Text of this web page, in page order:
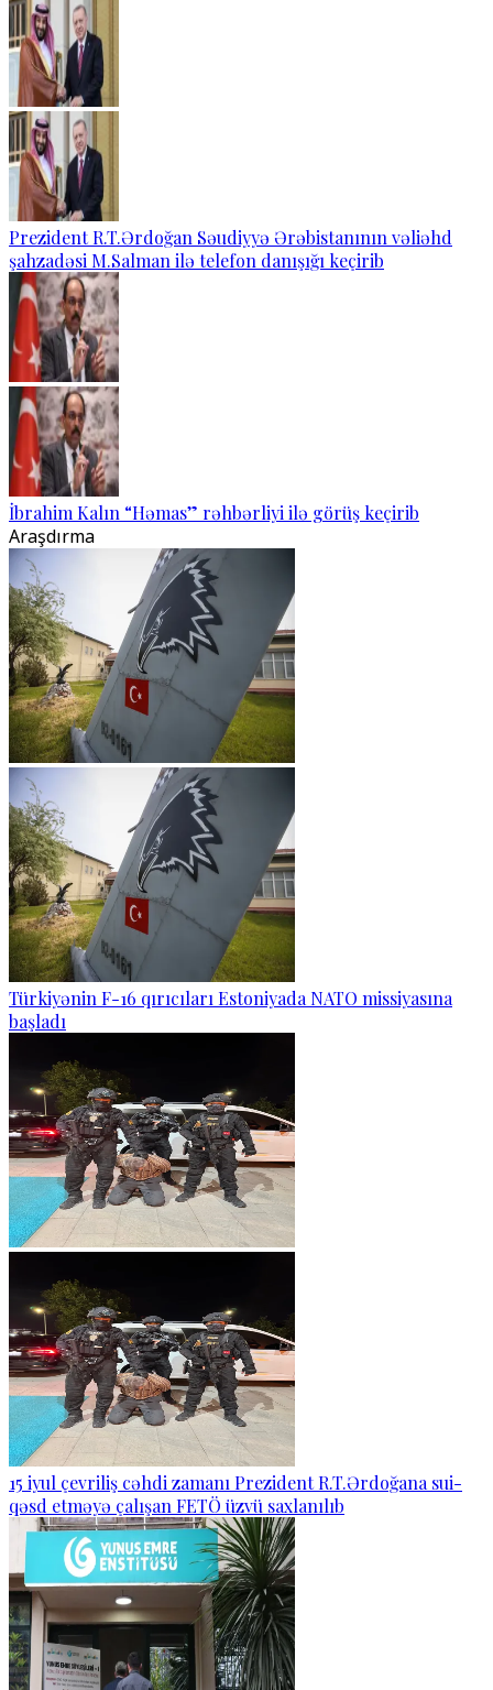
Prezident R.T.Ərdoğan Səudiyyə Ərəbistanının vəliəhd
şahzadəsi M.Salman ilə telefon danışığı keçirib
İbrahim Kalın “Həmas” rəhbərliyi ilə görüş keçirib
Araşdırma
Türkiyənin F-16 qırıcıları Estoniyada NATO missiyasına
başladı
15 iyul çevriliş cəhdi zamanı Prezident R.T.Ərdoğana sui-
qəsd etməyə çalışan FETÖ üzvü saxlanılıb